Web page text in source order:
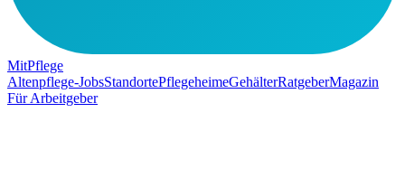
MitPflege
Altenpflege-JobsStandortePflegeheimeGehälterRatgeberMagazin
Für Arbeitgeber